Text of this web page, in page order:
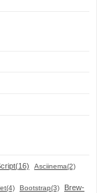
Asciinema(2)
Bootstrap(3) Brew-